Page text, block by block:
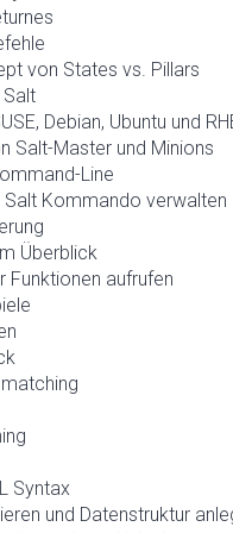
von States vs. Pillars
Debian, Ubuntu und
Salt-Master und Minions
Line
Kommando verwalten
Überblick
Funktionen aufrufen
Syntax
und Datenstruktur